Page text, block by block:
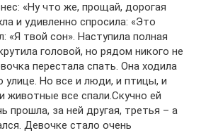
«Ну что же, прощай, дорогая
и удивленно спросила: «Это
«Я твой сон». Наступила полная
головой, но рядом никого не
перестала спать. Она ходила
улице. Но все и люди, и птицы, и
животные все спали.Скучно ей
прошла, за ней другая, третья – а
Девочке стало очень